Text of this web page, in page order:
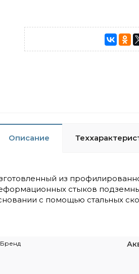
Описание
из
стыков
с помощью стальных
Бренд